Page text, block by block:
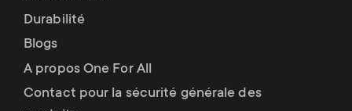
Durabilité
Blogs
A propos One For All
Contact pour la sécurité générale des